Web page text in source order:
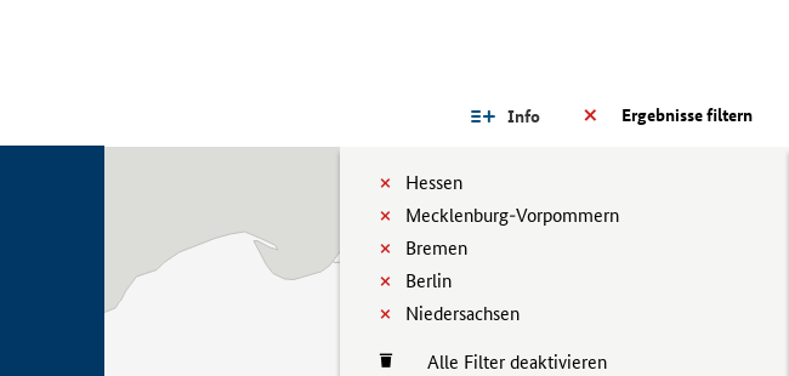
Ergebnisse filtern
Info
Hessen
Mecklenburg-Vorpommern
Bremen
Berlin
Niedersachsen
Alle Filter deaktivieren